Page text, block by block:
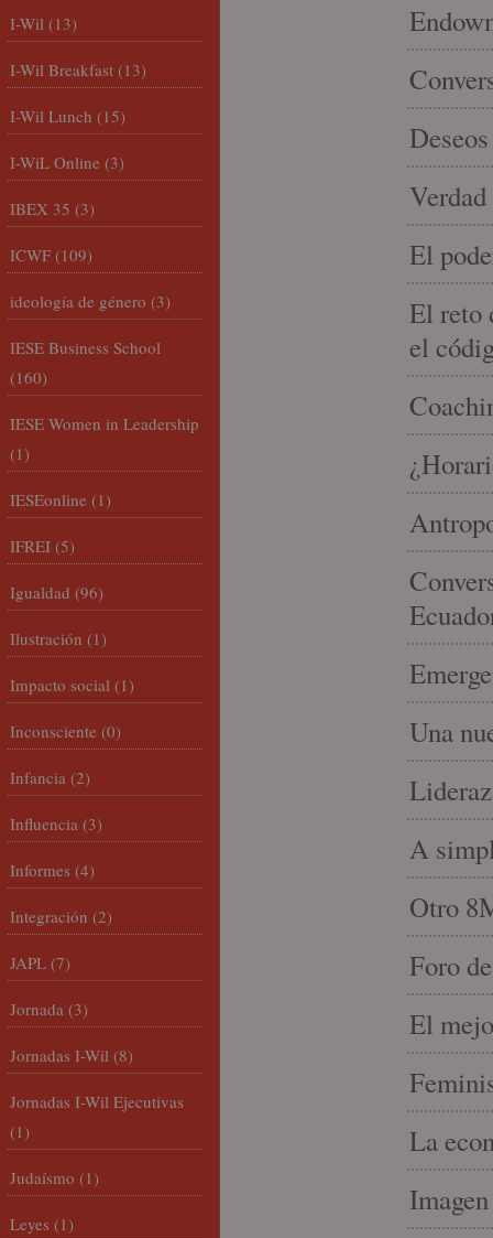
El
El reto
el
Una
A
Otro
Foro
El
La
I-Wil (13)
I-Wil Breakfast (13)
I-Wil Lunch (15)
I-WiL Online (3)
IBEX 35 (3)
ICWF (109)
ideología de género (3)
IESE Business School
(160)
IESE Women in Leadership
(1)
IESEonline (1)
IFREI (5)
Igualdad (96)
Ilustración (1)
Impacto social (1)
Inconsciente (0)
Infancia (2)
Influencia (3)
Informes (4)
Integración (2)
JAPL (7)
Jornada (3)
Jornadas I-Wil (8)
Jornadas I-Wil Ejecutivas
(1)
Judaísmo (1)
Leyes (1)